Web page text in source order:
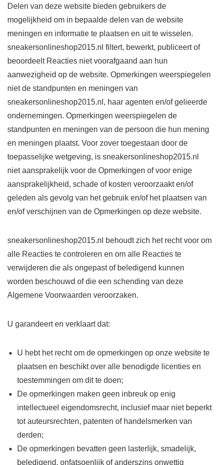
Delen van deze website bieden gebruikers de
mogelijkheid om in bepaalde delen van de website
meningen en informatie te plaatsen en uit te wisselen.
sneakersonlineshop2015.nl filtert, bewerkt, publiceert of
beoordeelt Reacties niet voorafgaand aan hun
aanwezigheid op de website. Opmerkingen weerspiegelen
niet de standpunten en meningen van
sneakersonlineshop2015.nl, haar agenten en/of gelieerde
ondernemingen. Opmerkingen weerspiegelen de
standpunten en meningen van de persoon die hun mening
en meningen plaatst. Voor zover toegestaan ​​door de
toepasselijke wetgeving, is sneakersonlineshop2015.nl
niet aansprakelijk voor de Opmerkingen of voor enige
aansprakelijkheid, schade of kosten veroorzaakt en/of
geleden als gevolg van het gebruik en/of het plaatsen van
en/of verschijnen van de Opmerkingen op deze website.
sneakersonlineshop2015.nl behoudt zich het recht voor om
alle Reacties te controleren en om alle Reacties te
verwijderen die als ongepast of beledigend kunnen
worden beschouwd of die een schending van deze
Algemene Voorwaarden veroorzaken.
U garandeert en verklaart dat:
U hebt het recht om de opmerkingen op onze website te
plaatsen en beschikt over alle benodigde licenties en
toestemmingen om dit te doen;
De opmerkingen maken geen inbreuk op enig
intellectueel eigendomsrecht, inclusief maar niet beperkt
tot auteursrechten, patenten of handelsmerken van
derden;
De opmerkingen bevatten geen lasterlijk, smadelijk,
beledigend, onfatsoenlijk of anderszins onwettig